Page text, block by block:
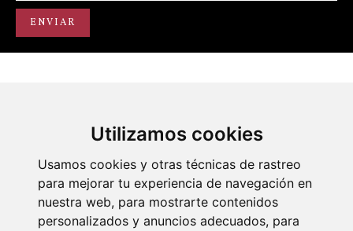
Utilizamos cookies
Usamos cookies y otras técnicas de rastreo
para mejorar tu experiencia de navegación en
nuestra web, para mostrarte contenidos
personalizados y anuncios adecuados, para